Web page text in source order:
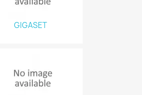
GIGASET